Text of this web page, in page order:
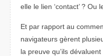
elle le lien ‘contact’ ? Ou
Et par rapport au
navigateurs gèrent
la preuve qu’ils